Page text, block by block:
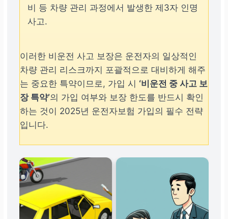
비 등 차량 관리 과정에서 발생한 제3자 인명
사고.
이러한 비운전 사고 보장은 운전자의 일상적인
차량 관리 리스크까지 포괄적으로 대비하게 해주
는 중요한 특약이므로, 가입 시 ‘비운전 중 사고 보
장 특약’의 가입 여부와 보장 한도를 반드시 확인
하는 것이 2025년 운전자보험 가입의 필수 전략
입니다.